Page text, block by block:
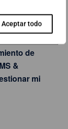
Aceptar todo
de-
de
&
mi